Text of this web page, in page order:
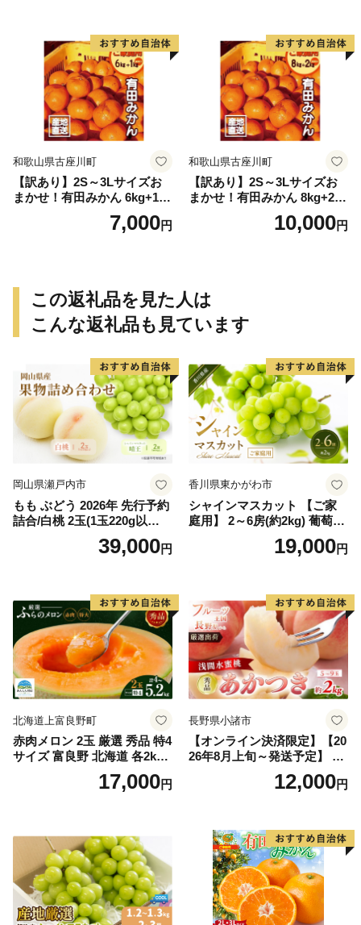
和歌山県古座川町
【訳あり】2S～3Lサイズお
まかせ！有田みかん 6kg+1kg
保証分 11月から12月下旬ま
でに順次発送致します。 / 訳
7,000円
和歌山県古座川町
【訳あり】2S～3Lサイズお
まかせ！有田みかん 8kg+2kg
保証分 11月から12月下旬ま
でに順次発送致します。 / 訳
10,000円
この返礼品を見た人は
こんな返礼品も見ています
岡山県瀬戸内市
もも ぶどう 2026年 先行予約
詰合/白桃 2玉(1玉220g以
上)・シャインマスカット 晴
39,000円
香川県東かがわ市
シャインマスカット 【ご家
庭用】 2～6房(約2kg) 葡萄 ぶ
どう ブドウ フルーツ 果物 く
だもの 果実 旬の果物 旬のフ
19,000円
北海道上富良野町
赤肉メロン 2玉 厳選 秀品 特4
サイズ 富良野 北海道 各2kg
～2.6kg 2玉 セット ファーム
富良野 メロン めろん 果物 く
17,000円
長野県小諸市
【オンライン決済限定】【20
26年8月上旬～発送予定】 先
行予約 「浅間水蜜桃プレミ
アム」 もも あかつき 秀品 約
果肉 長野県産 小諸市
12,000円